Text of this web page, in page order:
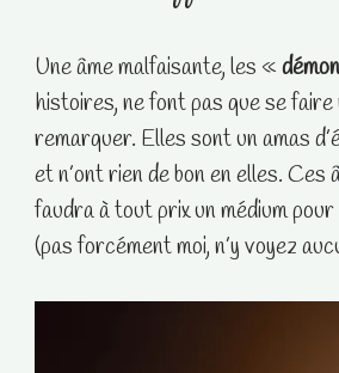
Une âme malfaisante, les «
histoires, ne font pas que se
remarquer. Elles sont un amas
et n’ont rien de bon en elles. Ces
faudra à tout prix un médium
(pas forcément moi, n’y voyez